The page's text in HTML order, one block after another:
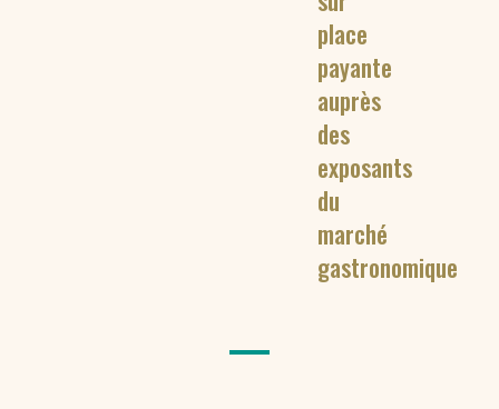
place
payante
auprès
des
exposants
du
marché
gastronomique